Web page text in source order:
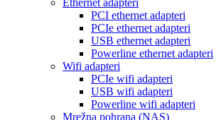
Ethernet adapteri
PCI ethernet adapteri
PCIe ethernet adapteri
USB ethernet adapteri
Powerline ethernet adapteri
Wifi adapteri
PCIe wifi adapteri
USB wifi adapteri
Powerline wifi adapteri
Mrežna pohrana (NAS)